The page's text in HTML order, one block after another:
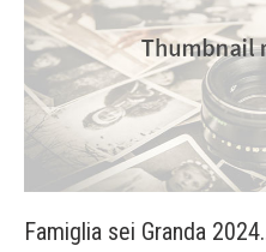
Famiglia sei Granda